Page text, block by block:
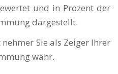
und in Prozent der
dargestellt.
Sie als Zeiger Ihrer
wahr.